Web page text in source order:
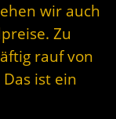
wir auch
Zu
rauf von
Das ist ein